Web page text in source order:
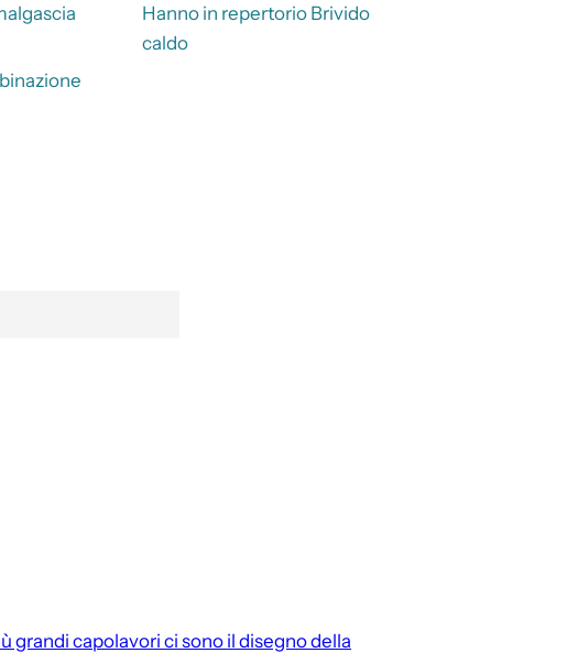
Hanno in repertorio Brivido
caldo
grandi capolavori ci sono il disegno della